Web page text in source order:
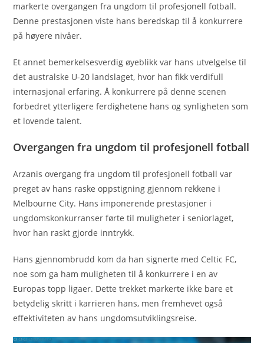
markerte overgangen fra ungdom til profesjonell fotball.
Denne prestasjonen viste hans beredskap til å konkurrere
på høyere nivåer.
Et annet bemerkelsesverdig øyeblikk var hans utvelgelse til
det australske U-20 landslaget, hvor han fikk verdifull
internasjonal erfaring. Å konkurrere på denne scenen
forbedret ytterligere ferdighetene hans og synligheten som
et lovende talent.
Overgangen fra ungdom til profesjonell fotball
Arzanis overgang fra ungdom til profesjonell fotball var
preget av hans raske oppstigning gjennom rekkene i
Melbourne City. Hans imponerende prestasjoner i
ungdomskonkurranser førte til muligheter i seniorlaget,
hvor han raskt gjorde inntrykk.
Hans gjennombrudd kom da han signerte med Celtic FC,
noe som ga ham muligheten til å konkurrere i en av
Europas topp ligaer. Dette trekket markerte ikke bare et
betydelig skritt i karrieren hans, men fremhevet også
effektiviteten av hans ungdomsutviklingsreise.